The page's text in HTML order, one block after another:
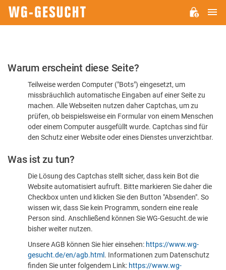
Bitte
dass
sind
Warum erscheint diese Seite?
Teilweise werden Computer ("Bots") eingesetzt, um
missbräuchlich automatische Eingaben auf einer Seite zu
machen. Alle Webseiten nutzen daher Captchas, um zu
prüfen, ob beispielsweise ein Formular von einem Menschen
oder einem Computer ausgefüllt wurde. Captchas sind für
den Schutz einer Website oder eines Dienstes unverzichtbar.
Was ist zu tun?
Die Lösung des Captchas stellt sicher, dass kein Bot die
Website automatisiert aufruft. Bitte markieren Sie daher die
Checkbox unten und klicken Sie den Button "Absenden". So
wissen wir, dass Sie kein Programm, sondern eine reale
Person sind. Anschließend können Sie WG-Gesucht.de wie
bisher weiter nutzen.
Unsere AGB können Sie hier einsehen: https://www.wg-
gesucht.de/en/agb.html . Informationen zum Datenschutz
finden Sie unter folgendem Link: https://www.wg-